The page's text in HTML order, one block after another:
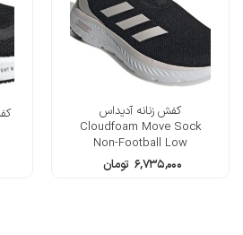
کفش زنانه آدیداس
Cloudfoam Move Sock
Non-Football Low
۶,۷۳۵,۰۰۰ تومان